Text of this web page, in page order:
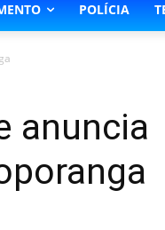
POLÍCIA
anuncia